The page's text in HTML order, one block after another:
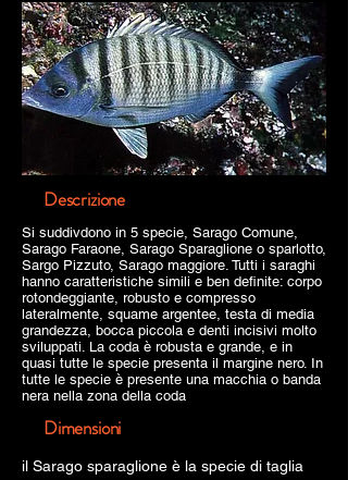
Descrizione
Si suddivdono in 5 specie, Sarago Comune,
Sarago Faraone, Sarago Sparaglione o sparlotto,
Sargo Pizzuto, Sarago maggiore. Tutti i saraghi
hanno caratteristiche simili e ben definite: corpo
rotondeggiante, robusto e compresso
lateralmente, squame argentee, testa di media
grandezza, bocca piccola e denti incisivi molto
sviluppati. La coda è robusta e grande, e in
quasi tutte le specie presenta il margine nero. In
tutte le specie è presente una macchia o banda
nera nella zona della coda
Dimensioni
il Sarago sparaglione è la specie di taglia